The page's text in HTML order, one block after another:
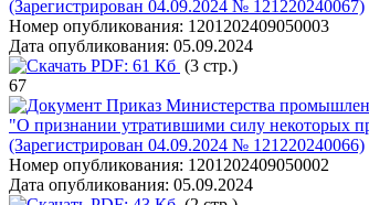
(Зарегистрирован 04.09.2024 № 121220240067)
Номер опубликования: 1201202409050003
Дата опубликования: 05.09.2024
PDF: 61 Кб (3 стр.)
67
Приказ Министерства
"О признании утратившими силу некоторых
(Зарегистрирован 04.09.2024 № 121220240066)
Номер опубликования: 1201202409050002
Дата опубликования: 05.09.2024